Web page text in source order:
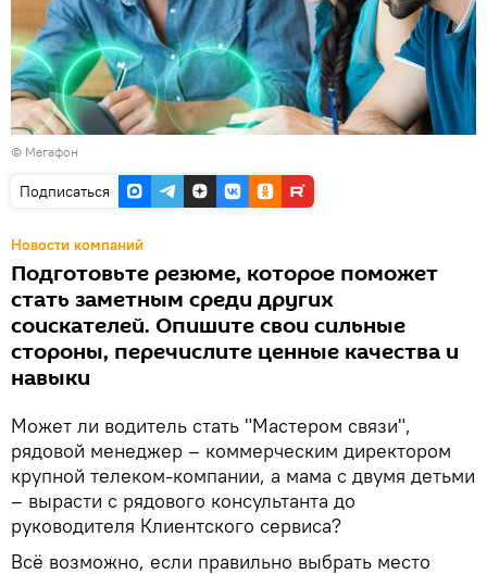
© Мегафон
Подписаться
Новости компаний
Подготовьте резюме, которое поможет
стать заметным среди других
соискателей. Опишите свои сильные
стороны, перечислите ценные качества и
навыки
Может ли водитель стать "Мастером связи",
рядовой менеджер – коммерческим директором
крупной телеком-компании, а мама с двумя детьми
– вырасти с рядового консультанта до
руководителя Клиентского сервиса?
Всё возможно, если правильно выбрать место